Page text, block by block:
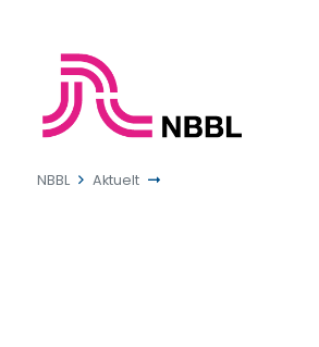
NBBL Aktuelt